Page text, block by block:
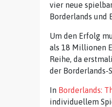
vier neue
Borderlands und
Um den Erfolg
als 18 Millionen
Reihe, da
der Borderlands-
In Borderlands:
individuellem